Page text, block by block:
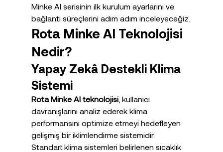
Minke AI serisinin ilk kurulum ayarlarını ve
bağlantı süreçlerini adım adım inceleyeceğiz.
Rota Minke AI Teknolojisi
Nedir?
Yapay Zekâ Destekli Klima
Sistemi
Rota Minke AI teknolojisi, kullanıcı
davranışlarını analiz ederek klima
performansını optimize etmeyi hedefleyen
gelişmiş bir iklimlendirme sistemidir.
Standart klima sistemleri belirlenen sıcaklık